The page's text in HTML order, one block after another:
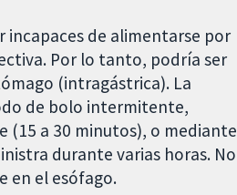
incapaces de alimentarse por
Por lo tanto, podría ser
(intragástrica). La
de bolo intermitente,
(15 a 30 minutos), o mediante
durante varias horas. No
en el esófago.